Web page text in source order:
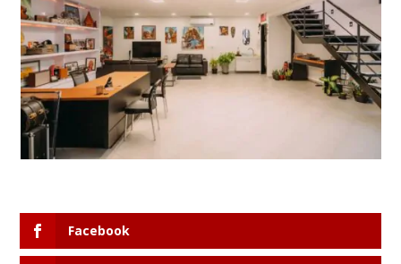
Facebook